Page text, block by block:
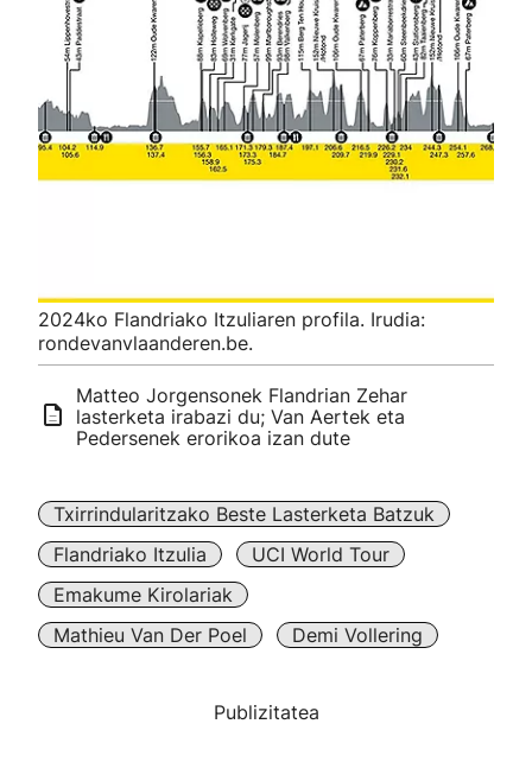
2024ko Flandriako Itzuliaren profila. Irudia:
rondevanvlaanderen.be.
Matteo Jorgensonek Flandrian Zehar
lasterketa irabazi du; Van Aertek eta
Pedersenek erorikoa izan dute
Txirrindularitzako Beste Lasterketa Batzuk
Flandriako Itzulia
UCI World Tour
Emakume Kirolariak
Mathieu Van Der Poel
Demi Vollering
Publizitatea